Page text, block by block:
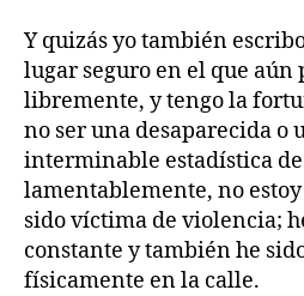
Y quizás yo también
lugar seguro en el que aún
libremente, y tengo la
no ser una desaparecida o
interminable estadística
lamentablemente, no
sido víctima de violencia;
constante y también he
físicamente en la calle.